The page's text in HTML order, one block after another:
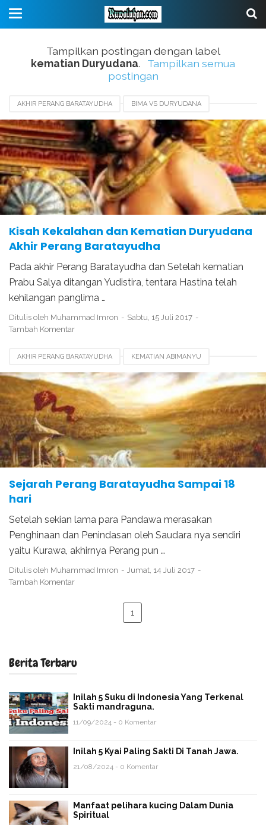
Tampilkan postingan dengan label
kematian Duryudana.
Tampilkan semua
postingan
AKHIR PERANG BARATAYUDHA BIMA VS DURYUDANA
KEKALAHAN DURYUDANA KEMATIAN DURYUDANA
PENYEBAB KEMATIAN DURYUDANA
Kisah Kekalahan dan Kematian Duryudana
Akhir Perang Baratayudha
Pada akhir Perang Baratayudha dan Setelah kematian
Prabu Salya ditangan Yudistira, tentara Hastina telah
kehilangan panglima …
Ditulis oleh Muhammad Imron
Sabtu, 15 Juli 2017
Tambah Komentar
AKHIR PERANG BARATAYUDHA KEMATIAN ABIMANYU
KEMATIAN BISMA KEMATIAN DURYUDANA
KEMATIAN GATOTKACA KEMATIAN KARNA KEMATIAN KURAWA
MAHABARATA
Sejarah Perang Baratayudha Sampai 18
hari
Setelah sekian lama para Pandawa merasakan
Penghinaan dan Penindasan oleh Saudara nya sendiri
yaitu Kurawa, akhirnya Perang pun …
Ditulis oleh Muhammad Imron
Jumat, 14 Juli 2017
Tambah Komentar
1
Berita Terbaru
Inilah 5 Suku di Indonesia Yang Terkenal
Sakti mandraguna.
11/09/2024 - 0 Komentar
Inilah 5 Kyai Paling Sakti Di Tanah Jawa.
21/08/2024 - 0 Komentar
Manfaat pelihara kucing Dalam Dunia
Spiritual